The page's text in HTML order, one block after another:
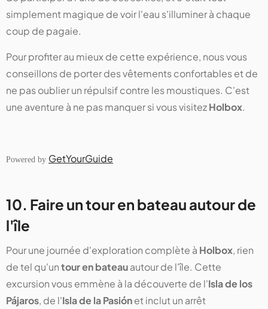
simplement magique de voir l'eau s'illuminer à chaque
coup de pagaie.
Pour profiter au mieux de cette expérience, nous vous
conseillons de porter des vêtements confortables et de
ne pas oublier un répulsif contre les moustiques. C'est
une aventure à ne pas manquer si vous visitezHolbox.
Powered by GetYourGuide
10. Faire un tour en bateau autour de
l'île
Pour une journée d'exploration complète à Holbox, rien
de tel qu'untour en bateauautour de l'île. Cette
excursion vous emmène à la découverte de l'Isla de los
Pájaros, de l'Isla de la Pasiónet inclut un arrêt